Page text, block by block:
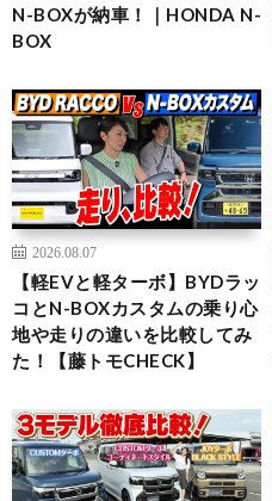
N-BOXが納車！｜HONDA N-
BOX
2026.08.07
【軽EVと軽ターボ】BYDラッ
コとN-BOXカスタムの乗り心
地や走りの違いを比較してみ
た！【藤トモCHECK】